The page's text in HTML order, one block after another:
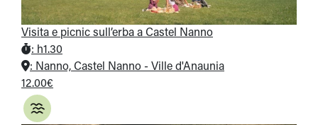
Visita e picnic sull’erba a Castel Nanno
: h1.30
: Nanno, Castel Nanno - Ville d'Anaunia
12.00€